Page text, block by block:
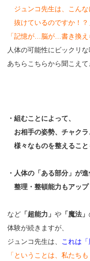
ジュンコ先生は、こんな
抜けているのですか！？
「記憶が…脳が…書き換え
人体の可能性にビックリな
あちらこちらから聞こえて
・組むことによって、
お相手の姿勢、チャクラ
様々なものを整えること
・人体の「ある部分」が進
整理・整頓能力もアップ
など 「超能力」 や 「魔法」
体験が続きますが、
ジュンコ先生は、 これは「
「ということは、私たちも